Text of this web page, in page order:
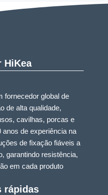
HiKea
fornecedor global de
de alta qualidade,
cavilhas, porcas e
de experiência na
de fixação fiáveis a
garantindo resistência,
em cada produto
rápidas